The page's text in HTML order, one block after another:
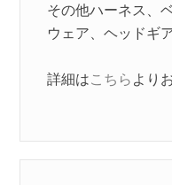
その他ハーネス、
ウェア、ヘッドギ
詳細はこちら より